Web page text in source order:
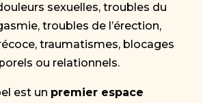
sexuelles, troubles du
troubles de l’érection,
traumatismes, blocages
ou relationnels.
est un premier espace